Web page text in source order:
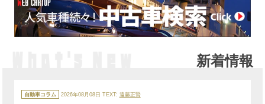
新着情報
テ
ゴ
自動車コラム 2026年08月08日 TEXT: 遠藤正賢